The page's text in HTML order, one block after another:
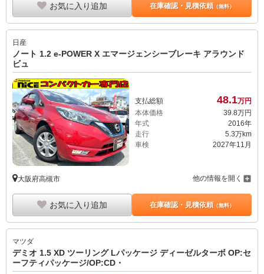
お気に入り追加 在庫確認・見積依頼（無料）
日産
ノート 1.2 e-POWER X エマージェンシーブレーキ アラウンド
ビュ
支払総額 48.1万円
本体価格
39.8万円
年式
2016年
走行
5.3万km
車検
2027年11月
大阪府高槻市 他の情報を開く
お気に入り追加 在庫確認・見積依頼（無料）
マツダ
デミオ 1.5 XD ツーリング Lパッケージ ディーゼルターボ OP:セ
ーフティパッケージ/OP:CD・